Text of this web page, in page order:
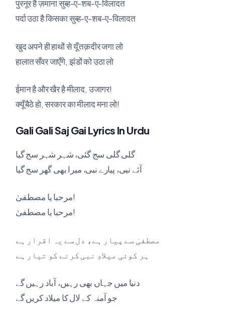
पुरनूर है ज़माना सुब्ह-ए-शब-ए-विलादत
पर्दा उठा है किसका सुब्ह-ए-शब-ए-विलादत
खुद अपने ही हाथों से यूँ तक़दीर जगा लो
हालात सँवर जाएँगे, झंडों को उठा लो
ईमान है और खैर है मीलाद, उजागर!
क्यूँ बैठे हो, सरकार का मीलाद मना लो!
Gali Gali Saj Gai Lyrics In Urdu
گلی گلی سج گئی، شہر شہر سج گیا
آئے نبی، پیارے نبی، میرا بھی گھر سج گیا
مرحبا یا مصطفیٰ!
مرحبا یا مصطفیٰ!
مصطفیٰ سے پیار ہے، دل سے یہ اقرار ہے
ہر کوئی میلادِ نبی کرنے کو تیار ہے
دنیا میں جہاں بھی رہیں، آباد رہیں گے
جو آمنہ کے لال کا میلاد کریں گے